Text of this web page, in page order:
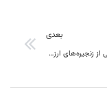
بعدی
گوهرسنگ‌ها یکی از زنجیره‌های ارزش خراسان جنوبی معرفی شد